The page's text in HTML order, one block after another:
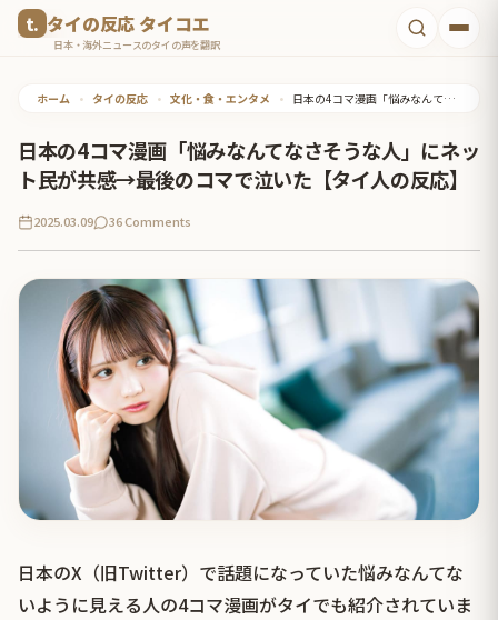
タイの反応 タイコエ
日本・海外ニュースのタイの声を翻訳
ホーム • タイの反応 • 文化・食・エンタメ • 日本の4コマ漫画「悩みなんてなさそうな人」にネット民が共感→最後のコマで泣いた【タイ人の反応】
日本の4コマ漫画「悩みなんてなさそうな人」にネッ
ト民が共感→最後のコマで泣いた【タイ人の反応】
2025.03.09 36 Comments
日本のX（旧Twitter）で話題になっていた悩みなんてな
いように見える人の4コマ漫画がタイでも紹介されていま